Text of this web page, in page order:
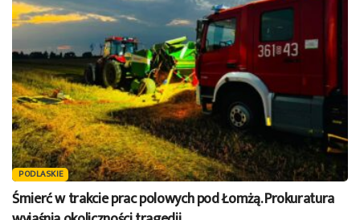
PODLASKIE
Śmierć w trakcie prac polowych pod Łomżą. Prokuratura